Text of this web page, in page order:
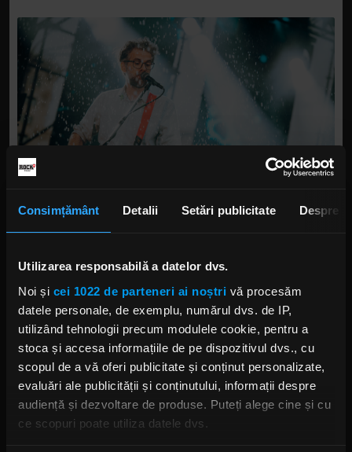
Consimțământ Detalii Setări publicitate Despre
Utilizarea responsabilă a datelor dvs.
Noi și cei 1022 de parteneri ai noștri vă procesăm
datele personale, de exemplu, numărul dvs. de IP,
utilizând tehnologii precum modulele cookie, pentru a
stoca și accesa informațiile de pe dispozitivul dvs., cu
scopul de a vă oferi publicitate și conținut personalizate,
evaluări ale publicității și conținutului, informații despre
audiență și dezvoltare de produse. Puteți alege cine și cu
ce scopuri poate utiliza datele dvs.
Sat” și „Vânătoarea Regală”, titluri asociate cu
perioada de consolidare a identității lor sonore, în
care lirica densă și construcțiile atmosferice au
devenit elemente definitorii. „E Vina Mea” și
„Împreună” continuă aceeași linie de compoziție,
cu accent pe tensiune emoțională și dezvoltare
narativă.
Zona mai experimentală și fragmentată a